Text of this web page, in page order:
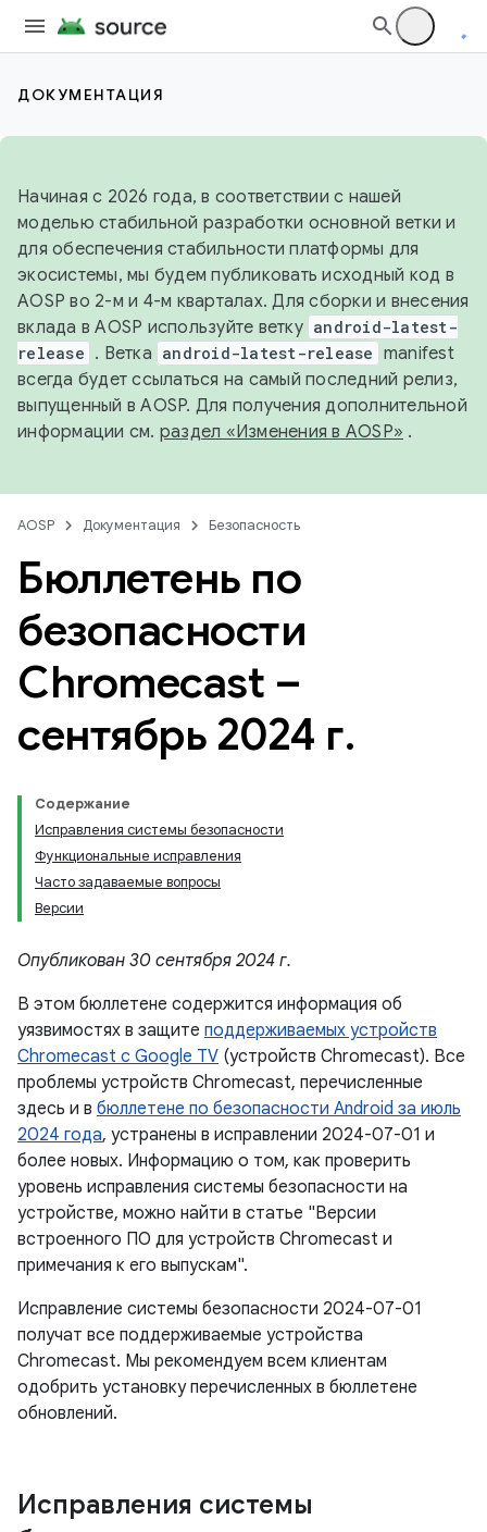
ДОКУМЕНТАЦИЯ
Начиная с 2026 года, в соответствии с нашей
моделью стабильной разработки основной ветки и
для обеспечения стабильности платформы для
экосистемы, мы будем публиковать исходный код в
AOSP во 2-м и 4-м кварталах. Для сборки и внесения
вклада в AOSP используйте ветку android-latest-
release . Ветка android-latest-release manifest
всегда будет ссылаться на самый последний релиз,
выпущенный в AOSP. Для получения дополнительной
информации см. раздел «Изменения в AOSP» .
AOSP Документация Безопасность
Бюллетень по
безопасности
Chromecast –
сентябрь 2024 г.
Содержание
Исправления системы безопасности
Функциональные исправления
Часто задаваемые вопросы
Версии
Опубликован 30 сентября 2024 г.
В этом бюллетене содержится информация об
уязвимостях в защите поддерживаемых устройств
Chromecast с Google TV (устройств Chromecast). Все
проблемы устройств Chromecast, перечисленные
здесь и в бюллетене по безопасности Android за июль
2024 года, устранены в исправлении 2024-07-01 и
более новых. Информацию о том, как проверить
уровень исправления системы безопасности на
устройстве, можно найти в статье "Версии
встроенного ПО для устройств Chromecast и
примечания к его выпускам".
Исправление системы безопасности 2024-07-01
получат все поддерживаемые устройства
Chromecast. Мы рекомендуем всем клиентам
одобрить установку перечисленных в бюллетене
обновлений.
Исправления системы